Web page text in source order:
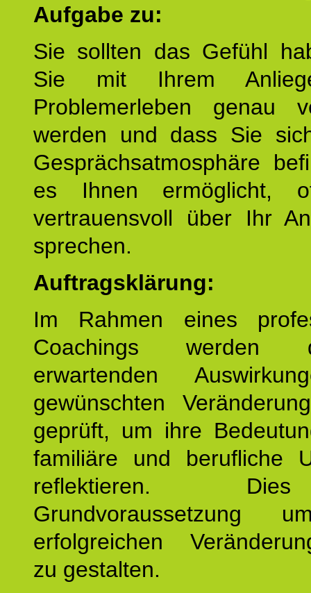
Aufgabe zu:
Sie sollten das Gefühl
Sie mit Ihrem
Problemerleben genau
werden und dass Sie
Gesprächsatmosphäre
es Ihnen ermöglicht,
vertrauensvoll über Ihr
sprechen.
Auftragsklärung:
Im Rahmen eines
Coachings
erwartenden
gewünschten
geprüft, um ihre
familiäre und berufliche
reflektieren.
Grundvoraussetzung
erfolgreichen
zu gestalten.